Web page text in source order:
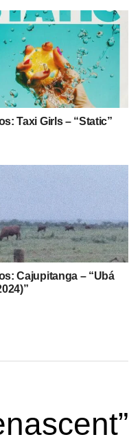
Taxi Girls – “Static”
Cajupitanga – “Ubá